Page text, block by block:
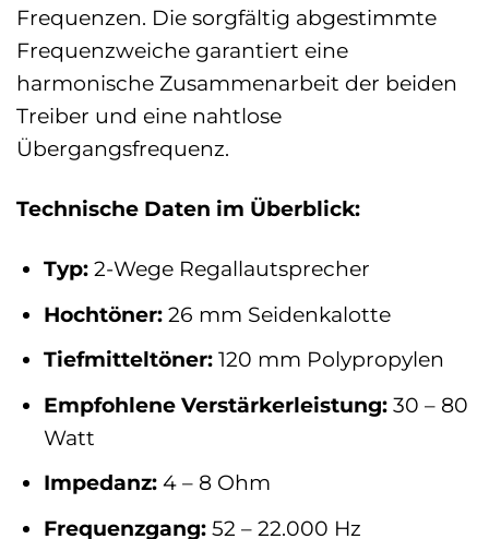
Frequenzen. Die sorgfältig abgestimmte
Frequenzweiche garantiert eine
harmonische Zusammenarbeit der beiden
Treiber und eine nahtlose
Übergangsfrequenz.
Technische Daten im Überblick:
Typ:2-Wege Regallautsprecher
Hochtöner:26 mm Seidenkalotte
Tiefmitteltöner:120 mm Polypropylen
Empfohlene Verstärkerleistung:30 – 80
Watt
Impedanz:4 – 8 Ohm
Frequenzgang:52 – 22.000 Hz